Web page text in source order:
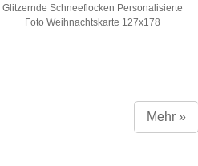
Glitzernde Schneeflocken Personalisierte
Foto Weihnachtskarte 127x178
Mehr »